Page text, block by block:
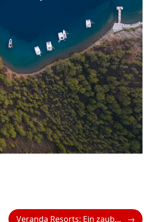
Veranda Resorts: Ein zauberhaftes Weihnachten auf Mauritius – Sonne, Strand und Kultur